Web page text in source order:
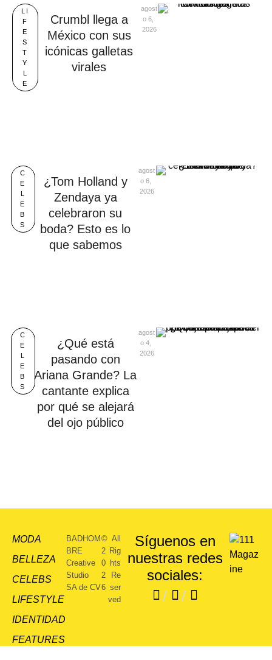
LI
F
E
S
T
Y
L
E
Crumbl llega a
México con sus
icónicas galletas
virales
agost
o 6,
2026
C
E
E
B
S
¿Tom Holland y
Zendaya ya
celebraron su
boda? Esto es lo
que sabemos
agost
o 6,
2026
C
E
L
E
B
S
¿Qué está
pasando con
Ariana Grande? La
cantante explica
por qué se alejará
del ojo público
agost
o 4,
2026
MODA
BELLEZA
CELEBS
LIFESTYLE
IDENTIDAD
FEATURES
Síguenos en
nuestras redes
sociales:
/ /
BADHOM
BRE
Creative
Studio
SA de CV
©
2
0
2
6
All
Rig
hts
Re
ser
ved